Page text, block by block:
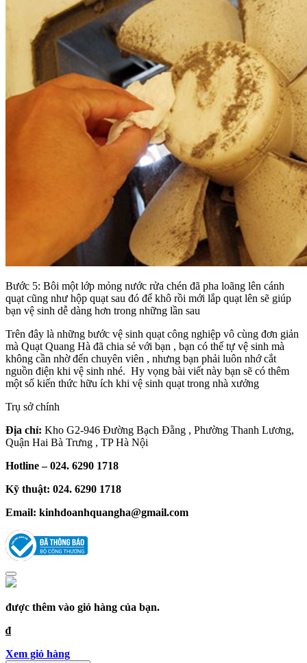
Bước 5: Bôi một lớp mỏng nước rửa chén đã pha loãng lên cánh
quạt cũng như hộp quạt sau đó để khô rồi mới lắp quạt lên sẽ giúp
bạn vệ sinh dễ dàng hơn trong những lần sau
Trên đây là những bước vệ sinh quạt công nghiệp vô cùng đơn giản
mà Quạt Quang Hà đã chia sẻ với bạn , bạn có thể tự vệ sinh mà
không cần nhờ đến chuyên viên , nhưng bạn phải luôn nhớ cắt
nguồn điện khi vệ sinh nhé. Hy vọng bài viết này bạn sẽ có thêm
một số kiến thức hữu ích khi vệ sinh quạt trong nhà xưởng
Trụ sở chính
Địa chỉ: Kho G2-946 Đường Bạch Đằng , Phường Thanh Lương,
Quận Hai Bà Trưng , TP Hà Nội
Hotline – 024. 6290 1718
Kỹ thuật: 024. 6290 1718
Email: kinhdoanhquangha@gmail.com
được thêm vào giỏ hàng của bạn.
₫
Xem giỏ hàng